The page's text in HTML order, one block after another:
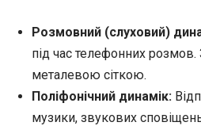
Розмовний (слуховий)
під час телефонних розмов.
металевою сіткою.
Поліфонічний динамік:
музики, звукових